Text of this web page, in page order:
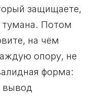
защищаете,
тумана. Потом
на чём
опору, не
форма:
вывод